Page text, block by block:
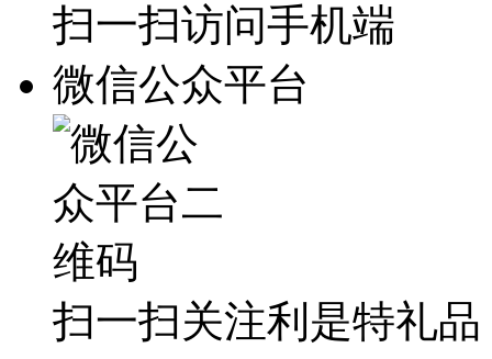
扫一扫访问手机端
微信公众平台
扫一扫关注利是特礼品